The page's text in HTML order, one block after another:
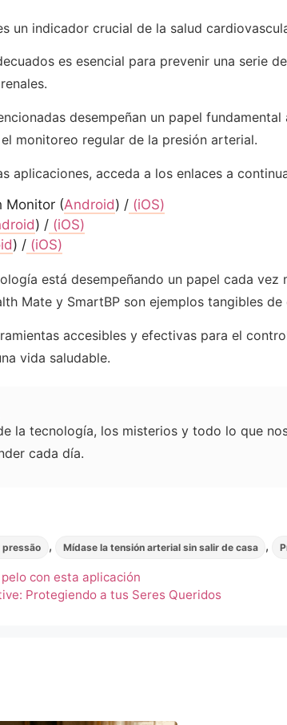
un indicador crucial de la salud
es esencial para prevenir una serie
desempeñan un papel
monitoreo regular de la presión arterial.
aplicaciones, acceda a los enlaces a
Monitor (Android) /(iOS)
) /(iOS)
) /(iOS)
está desempeñando un papel cada
Mate y SmartBP son ejemplos tangibles de
accesibles y efectivas para el
vida saludable.
la tecnología, los misterios y todo lo que
cada día.
pressão , Mídase la tensión arterial sin salir de casa ,
con esta aplicación
Protegiendo a tus Seres Queridos